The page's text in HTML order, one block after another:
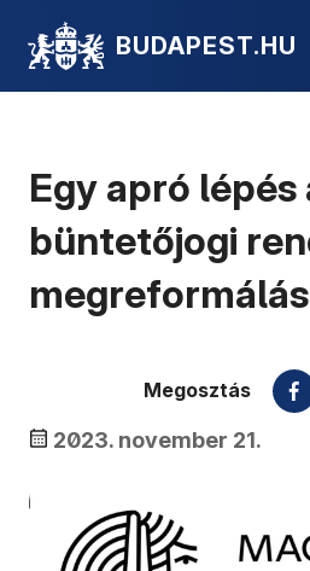
BUDAPEST.HU
Egy apró lépés
büntetőjogi
2023. november 21.
Megosztás